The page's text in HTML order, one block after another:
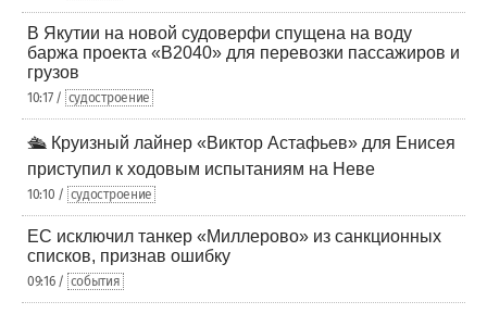
В Якутии на новой судоверфи спущена на воду
баржа проекта «В2040» для перевозки пассажиров и
грузов
10:17 / судостроение
🛳️ Круизный лайнер «Виктор Астафьев» для Енисея
приступил к ходовым испытаниям на Неве
10:10 / судостроение
ЕС исключил танкер «Миллерово» из санкционных
списков, признав ошибку
09:16 / события